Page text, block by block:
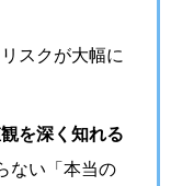
スクが大幅に
を深く知れる
ない「本当の